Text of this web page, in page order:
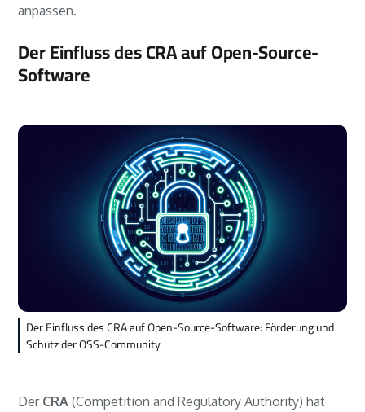
anpassen.
Der Einfluss des CRA auf Open-Source-
Software
Der Einfluss des CRA auf Open-Source-Software: Förderung und
Schutz der OSS-Community
Der CRA (Competition and Regulatory Authority) hat